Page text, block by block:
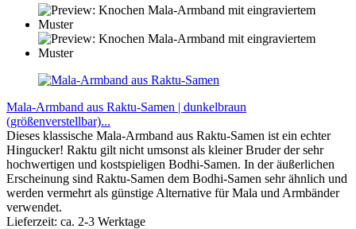
Mala-Armband aus Raktu-Samen | dunkelbraun
(größenverstellbar)...
Dieses klassische Mala-Armband aus Raktu-Samen ist ein echter
Hingucker! Raktu gilt nicht umsonst als kleiner Bruder der sehr
hochwertigen und kostspieligen Bodhi-Samen. In der äußerlichen
Erscheinung sind Raktu-Samen dem Bodhi-Samen sehr ähnlich und
werden vermehrt als günstige Alternative für Mala und Armbänder
verwendet.
Lieferzeit: ca. 2-3 Werktage